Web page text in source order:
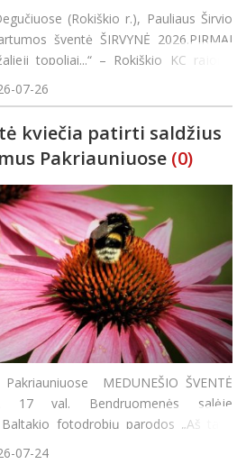
(Rokiškio r.), Pauliaus Širvio
šventė ŠIRVYNĖ 2026.PIRMAI
topoliai...“ – Rokiškio KC rajono
PILENĖ.„Ger
07-26
kviečia patirti saldžius
Pakriauniuose (0)
MEDUNEŠIO ŠVENTĖ
17 val. Bendruomenės salėje
fotodrobių parodos „Aš tave
Paršukovienės deimantinės mozaikos
07-24